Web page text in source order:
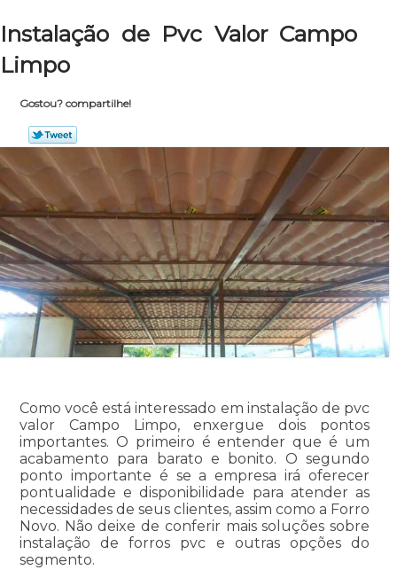
Instalação de Pvc Valor Campo
Limpo
Gostou? compartilhe!
Como você está interessado em instalação de pvc
valor Campo Limpo, enxergue dois pontos
importantes. O primeiro é entender que é um
acabamento para barato e bonito. O segundo
ponto importante é se a empresa irá oferecer
pontualidade e disponibilidade para atender as
necessidades de seus clientes, assim como a Forro
Novo. Não deixe de conferir mais soluções sobre
instalação de forros pvc e outras opções do
segmento.